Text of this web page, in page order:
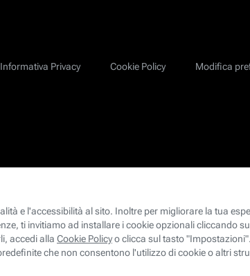
Informativa Privacy
Cookie Policy Modifica